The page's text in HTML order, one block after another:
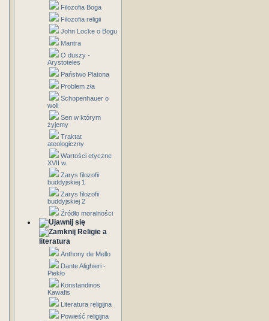
Filozofia Boga
Filozofia religii
John Locke o Bogu
Mantra
O duszy -
Arystoteles
Państwo Platona
Problem zła
Schopenhauer o
woli
Sen w którym
żyjemy
Traktat
ateologiczny
Wartości etyczne
XVII w.
Zarys filozofii
buddyjskiej 1
Zarys filozofii
buddyjskiej 2
Źródło moralności
Religie a
literatura
Anthony de Mello
Dante Alighieri -
Piekło
Konstandinos
Kawafis
Literatura religijna
Powieść religijna